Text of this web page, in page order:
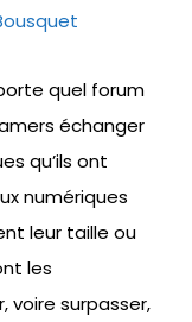
quel forum
échanger
qu’ils ont
numériques
leur taille ou
les
voire surpasser,